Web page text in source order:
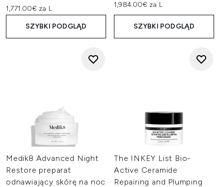
1,771.00€ za L
SZYBKI PODGLĄD
1,984.00€ za L
SZYBKI PODGLĄD
Medik8 Advanced Night
Restore preparat
odnawiający skórę na noc
The INKEY List Bio-
Active Ceramide
Repairing and Plumping